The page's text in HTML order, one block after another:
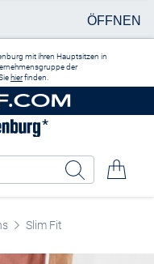
mit ihren Hauptsitzen in
der
hierfinden.
Slim Fit
ÖFFNEN